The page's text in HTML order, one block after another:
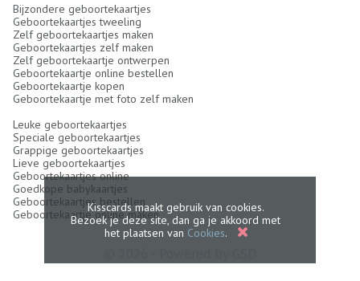
Bijzondere geboortekaartjes
Geboortekaartjes tweeling
Zelf geboortekaartjes maken
Geboortekaartjes zelf maken
Zelf geboortekaartje ontwerpen
Geboortekaartje online bestellen
Geboortekaartje kopen
Geboortekaartje met foto zelf maken
Leuke geboortekaartjes
Speciale geboortekaartjes
Grappige geboortekaartjes
Lieve geboortekaartjes
Geboortekaartjes online
Goedkope babykaartjes
Geboortekaartjes bestellen
Geboortekaartje online makenKisscards maakt gebruik van cookies.
Bezoek je deze site, dan ga je akkoord met
het plaatsen van Cookies.